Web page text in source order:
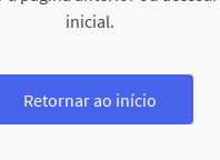
inicial.
Retornar ao início